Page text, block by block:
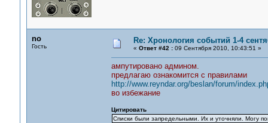
no
Гость
Re: Хронология событий 1-4
« Ответ #42 :09 Сентября 2010, 10:43:51 »
ампутировано админом.
предлагаю ознакомится с правилами
http://www.reyndar.org/beslan/forum/
во избежание
Цитировать
Списки были запредельными. Их и уточняли. Могу